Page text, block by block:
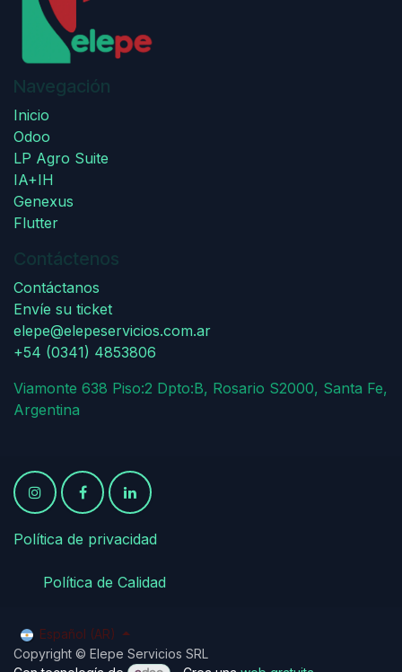
Navegación
Inicio
Odoo
LP Agro Suite
IA+IH
Genexus
Flutter
Contáctenos
Contáctanos
Envíe su ticket
elepe@elepeservicios.com.ar
+54 (0341) 4853806
Viamonte 638 Piso:2 Dpto:B, Rosario S2000, Santa Fe,
Argentina
Política de privacidad
​Política de Calidad
Copyright © Elepe Servicios SRL
Español (AR)